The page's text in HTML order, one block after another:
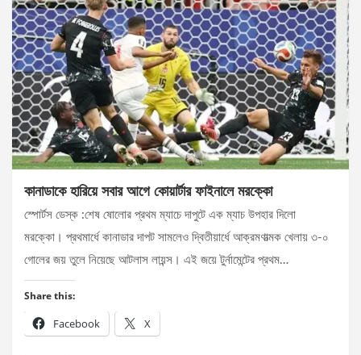
কানাডাকে হারিয়ে সবার আগে কোয়ার্টার ফাইনালে মরক্কো
স্পোর্টস ডেস্ক :শেষ ষোলোর প্রথম ম্যাচে দাপুটে এক ম্যাচ উপহার দিলো
মরক্কো। প্রথমার্ধে কানাডার দাপট সামলেও দ্বিতীয়ার্ধে আক্রমণাত্মক খেলায় ৩-০
গোলের জয় তুলে নিয়েছে আটলাস লায়ন্স। এই জয়ে টুর্নামেন্টের প্রথম…
Share this:
Facebook X